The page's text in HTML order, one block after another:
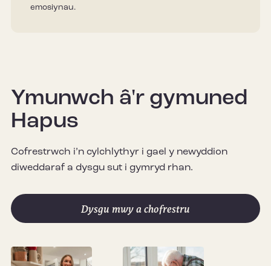
emosiynau.
Ymunwch â'r gymuned
Hapus
Cofrestrwch i’n cylchlythyr i gael y newyddion
diweddaraf a dysgu sut i gymryd rhan.
Dysgu mwy a chofrestru